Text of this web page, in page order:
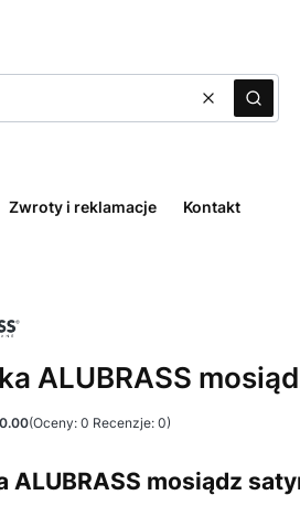
WyczyśćSzukaj
Zwroty i reklamacje Kontakt
ALUBRASS
0.00(Oceny: 0 Recenzje: 0)
ALUBRASS mosiądz